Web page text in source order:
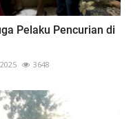
Pelaku Pencurian di
3648